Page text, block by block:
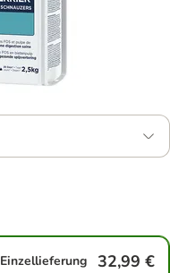
Einzellieferung 32,99 €